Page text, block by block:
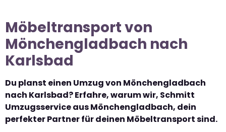
Möbeltransport von
Mönchengladbach nach
Karlsbad
Du planst einen Umzug von Mönchengladbach
nach Karlsbad? Erfahre, warum wir, Schmitt
Umzugsservice aus Mönchengladbach, dein
perfekter Partner für deinen Möbeltransport sind.